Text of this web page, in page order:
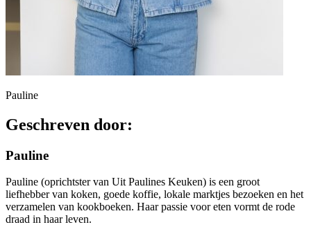
Pauline
Geschreven door:
Pauline
Pauline (oprichtster van Uit Paulines Keuken) is een groot
liefhebber van koken, goede koffie, lokale marktjes bezoeken en het
verzamelen van kookboeken. Haar passie voor eten vormt de rode
draad in haar leven.